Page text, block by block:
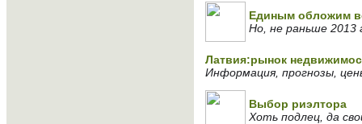
Единым обложим
Но, не раньше 2013
Латвия:рынок
Информация, прогнозы,
Выбор риэлтора
Хоть подлец, да